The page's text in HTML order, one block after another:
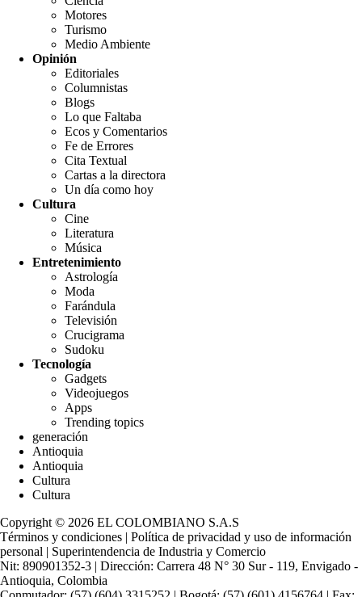
Motores
Turismo
Medio Ambiente
Opinión
Editoriales
Columnistas
Blogs
Lo que Faltaba
Ecos y Comentarios
Fe de Errores
Cita Textual
Cartas a la directora
Un día como hoy
Cultura
Cine
Literatura
Música
Entretenimiento
Astrología
Moda
Farándula
Televisión
Crucigrama
Sudoku
Tecnología
Gadgets
Videojuegos
Apps
Trending topics
generación
Antioquia
Antioquia
Cultura
Cultura
Copyright © 2026 EL COLOMBIANO S.A.S
Términos y condiciones | Política de privacidad y uso de información
personal | Superintendencia de Industria y Comercio
Nit: 890901352-3 | Dirección: Carrera 48 N° 30 Sur - 119, Envigado -
Antioquia, Colombia